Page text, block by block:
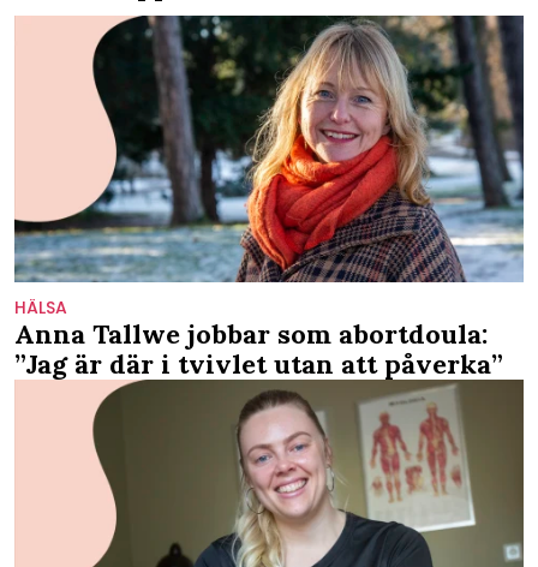
HÄLSA
Anna Tallwe jobbar som abortdoula:
”Jag är där i tvivlet utan att påverka”